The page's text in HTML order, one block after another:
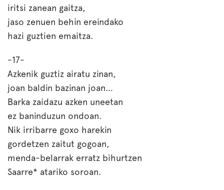
iritsi zanean gaitza,
jaso zenuen behin ereindako
hazi guztien emaitza.
-17-
Azkenik guztiz airatu zinan,
joan baldin bazinan joan…
Barka zaidazu azken uneetan
ez baninduzun ondoan.
Nik irribarre goxo harekin
gordetzen zaitut gogoan,
menda-belarrak erratz bihurtzen
Saarre* atariko soroan.